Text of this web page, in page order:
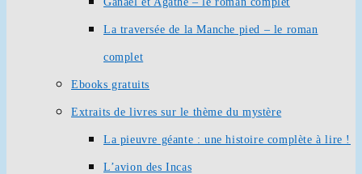
La traversée de la Manche pied – le roman
complet
Ebooks gratuits
Extraits de livres sur le thème du mystère
La pieuvre géante : une histoire complète à lire !
L’avion des Incas